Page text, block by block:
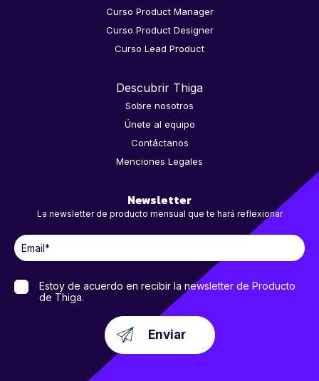
Curso Product Manager
Curso Product Designer
Curso Lead Product
Descubrir Thiga
Sobre nosotros
Únete al equipo
Contáctanos
Menciones Legales
Newsletter
La newsletter de producto mensual que te hará reflexionar
Estoy de acuerdo en recibir la newsletter de Producto
de Thiga.